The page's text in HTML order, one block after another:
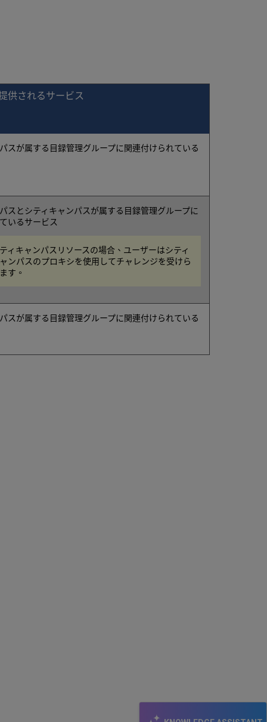
供されるサービス
スが属する目録管理グループに関連付けられている
スとシティキャンパスが属する目録管理グループに
いるサービス
ィキャンパスリソースの場合、ユーザーはシティ
ンパスのプロキシを使用してチャレンジを受けら
す。
スが属する目録管理グループに関連付けられている